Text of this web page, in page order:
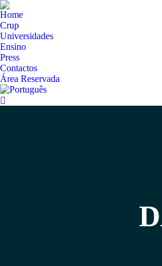
Home
Crup
Universidades
Ensino
Press
Contactos
Área Reservada
Search: